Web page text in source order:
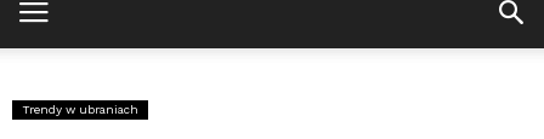
Trendy w ubraniach